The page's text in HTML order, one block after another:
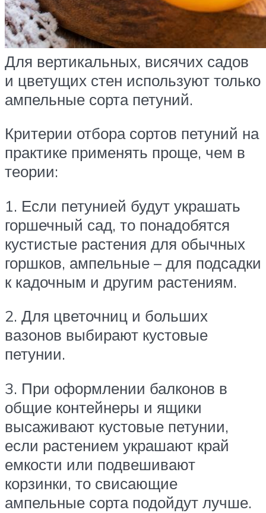
Для вертикальных, висячих садов
и цветущих стен используют только
ампельные сорта петуний.
Критерии отбора сортов петуний на
практике применять проще, чем в
теории:
1. Если петунией будут украшать
горшечный сад, то понадобятся
кустистые растения для обычных
горшков, ампельные – для подсадки
к кадочным и другим растениям.
2. Для цветочниц и больших
вазонов выбирают кустовые
петунии.
3. При оформлении балконов в
общие контейнеры и ящики
высаживают кустовые петунии,
если растением украшают край
емкости или подвешивают
корзинки, то свисающие
ампельные сорта подойдут лучше.